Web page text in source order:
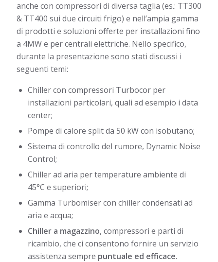
anche con compressori di diversa taglia (es.: TT300
& TT400 sui due circuiti frigo) e nell’ampia gamma
di prodotti e soluzioni offerte per installazioni fino
a 4MW e per centrali elettriche. Nello specifico,
durante la presentazione sono stati discussi i
seguenti temi:
Chiller con compressori Turbocor per
installazioni particolari, quali ad esempio i data
center;
Pompe di calore split da 50 kW con isobutano;
Sistema di controllo del rumore, Dynamic Noise
Control;
Chiller ad aria per temperature ambiente di
45°C e superiori;
Gamma Turbomiser con chiller condensati ad
aria e acqua;
Chiller a magazzino, compressori e parti di
ricambio, che ci consentono fornire un servizio
assistenza sempre puntuale ed efficace.